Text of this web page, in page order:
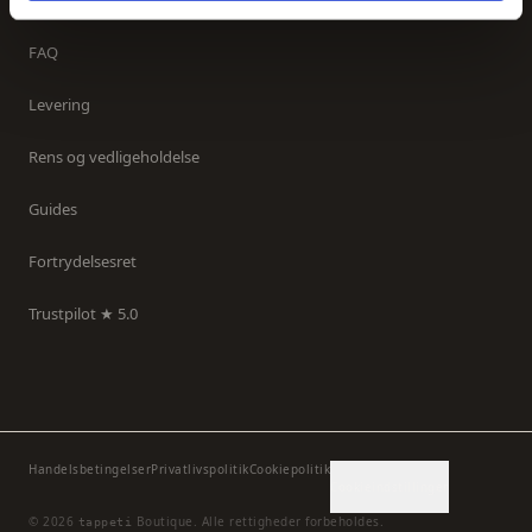
FAQ
Levering
Rens og vedligeholdelse
Guides
Fortrydelsesret
Trustpilot ★ 5.0
HandelsbetingelserPrivatlivspolitikCookiepolitik
© 2026 tappeti Boutique. Alle rettigheder forbeholdes.